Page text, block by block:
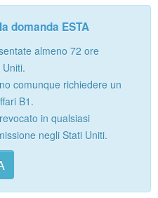
domanda ESTA
almeno 72 ore
comunque richiedere un
B1.
in qualsiasi
negli Stati Uniti.